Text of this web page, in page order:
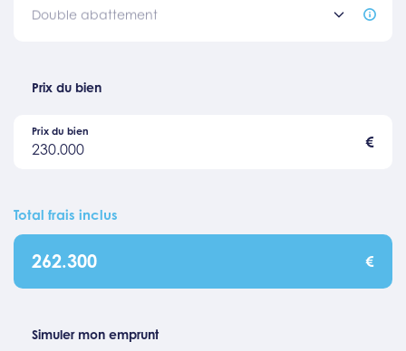
Double abattement
Prix du bien
230.000
Prix du bien
€
Total frais inclus
262.300 €
Simuler mon emprunt